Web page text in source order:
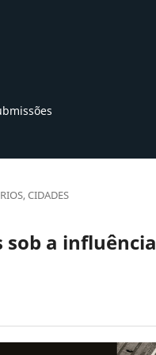
CIDADES
a influência